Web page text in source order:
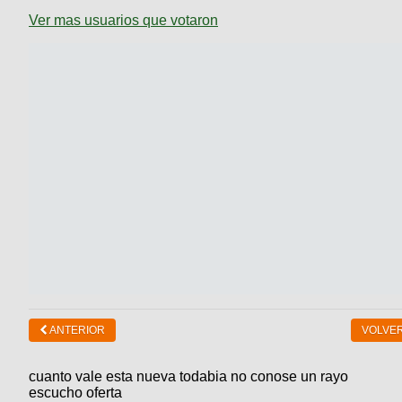
Ver mas usuarios que votaron
ANTERIOR
cuanto vale esta nueva todabia no conose un rayo
escucho oferta